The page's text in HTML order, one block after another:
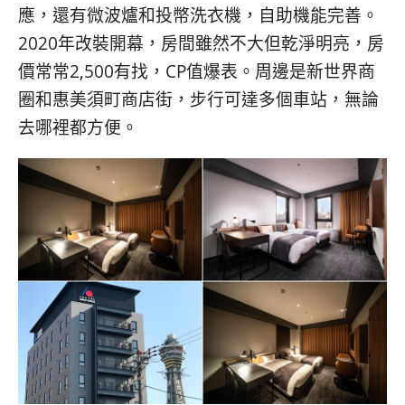
應，還有微波爐和投幣洗衣機，自助機能完善。
2020年改裝開幕，房間雖然不大但乾淨明亮，房
價常常2,500有找，CP值爆表。周邊是新世界商
圈和惠美須町商店街，步行可達多個車站，無論
去哪裡都方便。